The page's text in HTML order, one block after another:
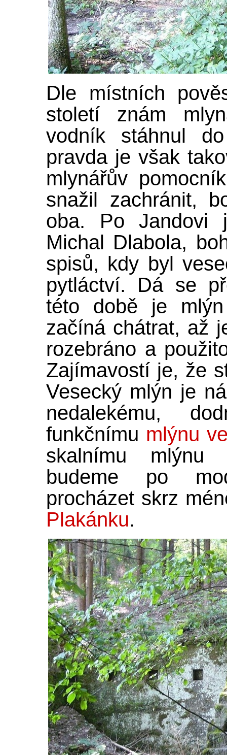
Dle místních
století znám
vodník stáhnul
pravda je však
mlynářův
snažil zachránit,
oba. Po Jandovi
Michal Dlabola,
spisů, kdy byl
pytláctví. Dá se
této době je
začíná chátrat, až
rozebráno a
Zajímavostí je, že
Vesecký mlýn je
nedalekému,
funkčnímu mlýnu
skalnímu mlýnu
budeme po
procházet skrz
Plakánku.